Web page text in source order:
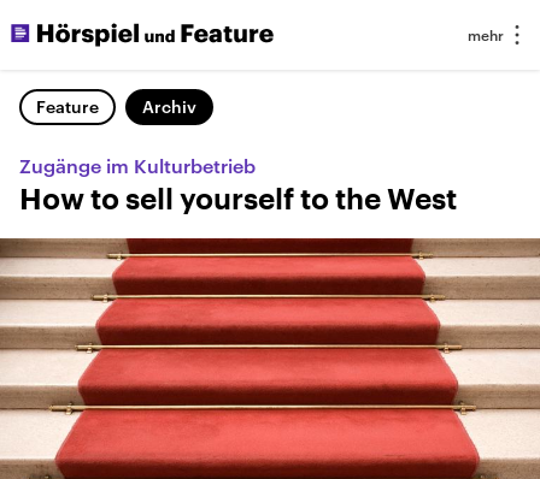
Feature Archiv
Zugänge im Kulturbetrieb
How to sell yourself to the West